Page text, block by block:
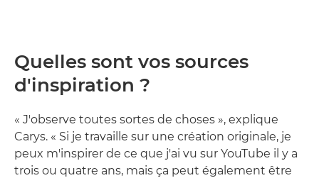
Quelles sont vos sources
d'inspiration ?
« J'observe toutes sortes de choses », explique
Carys. « Si je travaille sur une création originale, je
peux m'inspirer de ce que j'ai vu sur YouTube il y a
trois ou quatre ans, mais ça peut également être